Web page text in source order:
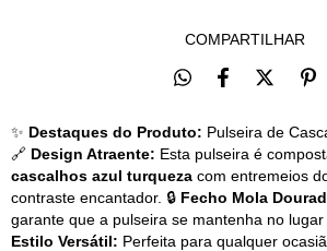
COMPARTILHAR
✨ Destaques do Produto: Pulseira de
🔗 Design Atraente: Esta pulseira é
cascalhos azul turqueza com entremeios
contraste encantador. 🔒 Fecho Mola
garante que a pulseira se mantenha no
Estilo Versátil: Perfeita para qualquer